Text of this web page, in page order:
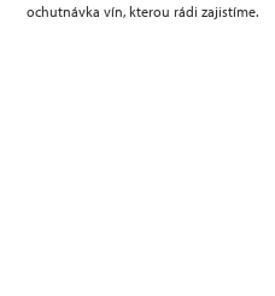
ochutnávka vín, kterou rádi zajistíme.